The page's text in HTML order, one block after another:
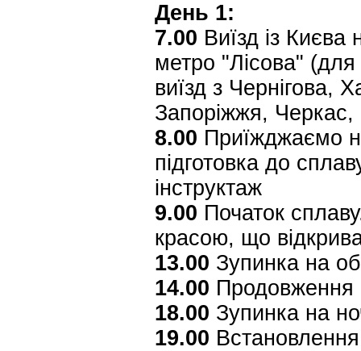
День 1:
7.00 Виїзд із Києва
метро "Лісова"
виїзд з Чернігова,
Запоріжжя,
8.00 Приїжджаємо
підготовка до
інструктаж
9.00 Початок
красою, що
13.00 Зупинка на
14.00 Продовження
18.00 Зупинка на
19.00